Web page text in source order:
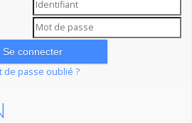
de passe oublié ?